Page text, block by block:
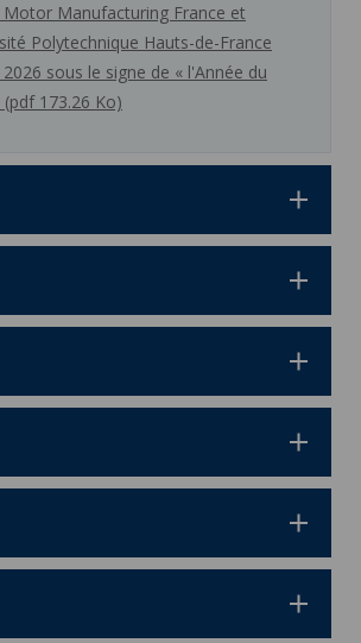
Manufacturing France et
Polytechnique Hauts-de-France
sous le signe de « l'Année du
(pdf 173.26 Ko)